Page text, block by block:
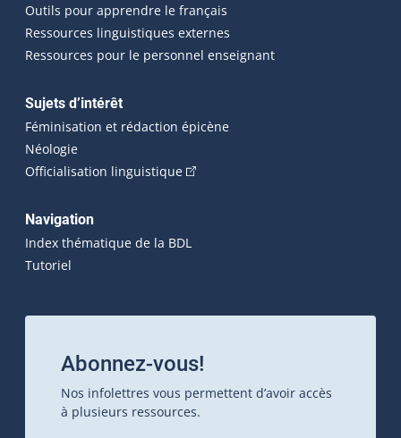
Outils pour apprendre le français
Ressources linguistiques externes
Ressources pour le personnel enseignant
Sujets d’intérêt
Féminisation et rédaction épicène
Néologie
Officialisation linguistique(Cet hyperlien externe s'ouvrira
Navigation
Index thématique de la BDL
Tutoriel
Abonnez-vous!
Nos infolettres vous permettent d’avoir accès
à plusieurs ressources.